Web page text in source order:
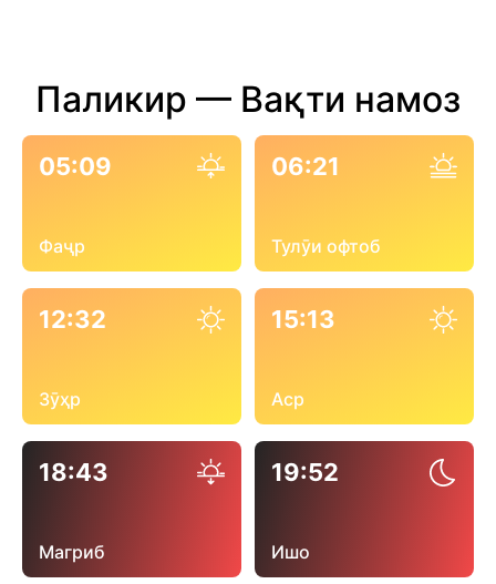
Паликир — Вақти намоз
05:09
Фаҷр
06:21
Тулӯи офтоб
12:32
Зӯҳр
15:13
Аср
18:43
Магриб
19:52
Ишо